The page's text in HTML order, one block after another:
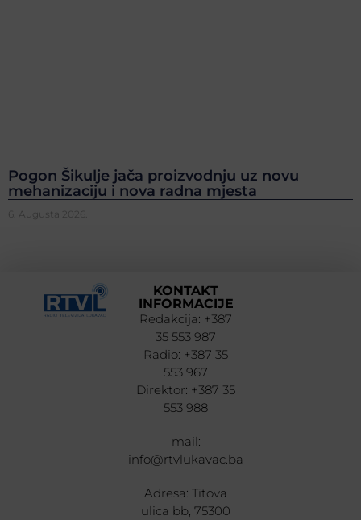
Pogon Šikulje jača proizvodnju uz novu
mehanizaciju i nova radna mjesta
6. Augusta 2026.
KONTAKT
INFORMACIJE
Redakcija: +387
35 553 987
Radio: +387 35
553 967
Direktor: +387 35
553 988
mail:
info@rtvlukavac.ba
Adresa: Titova
ulica bb, 75300